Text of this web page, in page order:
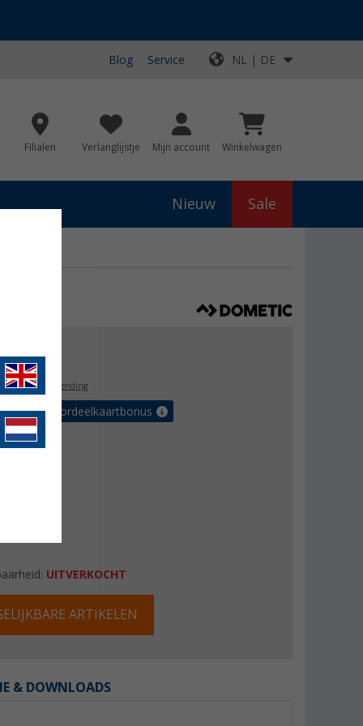
Blog Service NL | DE
Filialen Verlanglijstje Mijn account Winkelwagen
Nieuw Sale
BTWgratis verzending
tot 5% voordeelkaartbonus
UITVERKOCHT
ARTIKELEN
& DOWNLOADS